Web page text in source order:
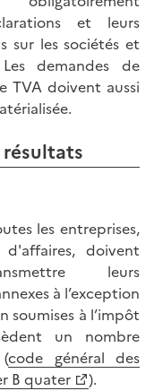
et leurs
sur les sociétés et
demandes de
TVA doivent aussi
les entreprises,
doivent
leurs
à l’exception
soumises à l’impôt
un nombre
code général des
B quater
).